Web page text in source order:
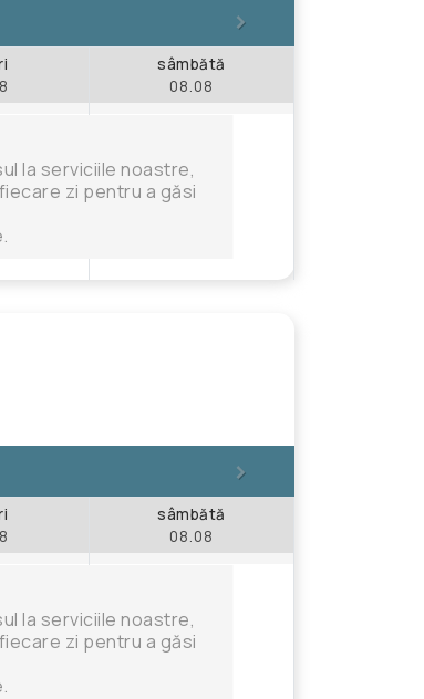
>
sâmbătă
08.08
la serviciile noastre,
zi pentru a găsi
>
sâmbătă
08.08
la serviciile noastre,
zi pentru a găsi